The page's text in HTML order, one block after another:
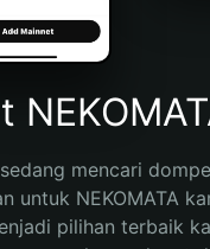
mencari
untuk NEKOMATA
pilihan terbaik